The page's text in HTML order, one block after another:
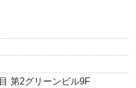
第2グリーンビル9F